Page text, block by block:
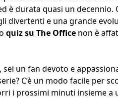
è durata quasi un
divertenti e una grande
quiz su The Office non è
sei un fan devoto e
C’è un modo facile per
i prossimi minuti insieme a